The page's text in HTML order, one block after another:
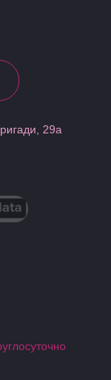
29а